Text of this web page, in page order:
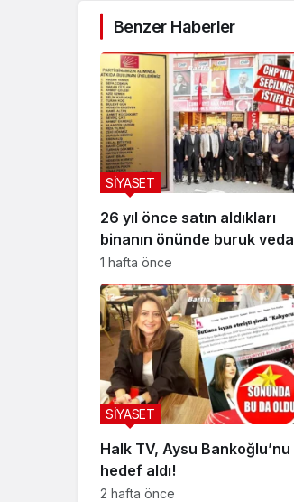
Benzer Haberler
26 yıl önce satın aldıkları
binanın önünde buruk veda
SİYASET
1 hafta önce
Halk TV, Aysu Bankoğlu’nu
hedef aldı!
SİYASET
2 hafta önce